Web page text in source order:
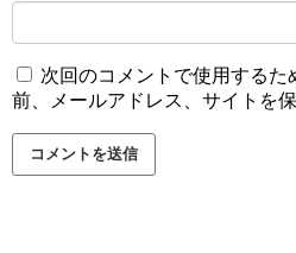
次回のコメントで使用するた
前、メールアドレス、サイトを保